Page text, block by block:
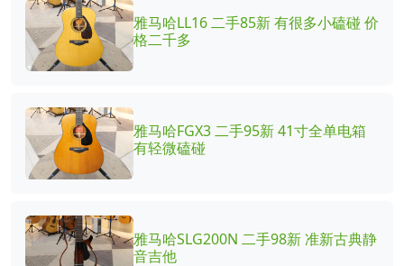
雅马哈LL16 二手85新 有很多小磕碰 价
格二千多
雅马哈FGX3 二手95新 41寸全单电箱
有轻微磕碰
雅马哈SLG200N 二手98新 准新古典静
音吉他